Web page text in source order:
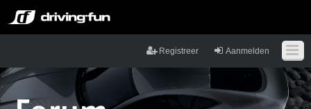
Aanmelden
Registreer